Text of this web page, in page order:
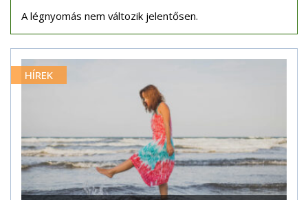
A légnyomás nem változik jelentősen.
HÍREK